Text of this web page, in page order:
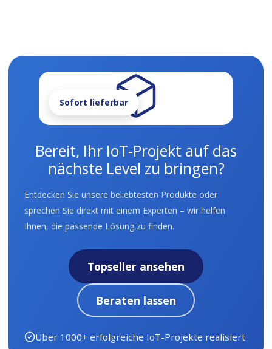
Sofort lieferbar
Bereit, Ihr IoT-Projekt auf das
nächste Level zu bringen?
Entdecken Sie unsere beliebtesten Produkte oder
sprechen Sie direkt mit einem Experten – wir helfen
Ihnen, die passende Lösung zu finden.
Topseller ansehen
Beraten lassen
Über 1000+ erfolgreiche IoT-Projekte realisiert